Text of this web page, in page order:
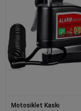
Motosiklet Kaskı